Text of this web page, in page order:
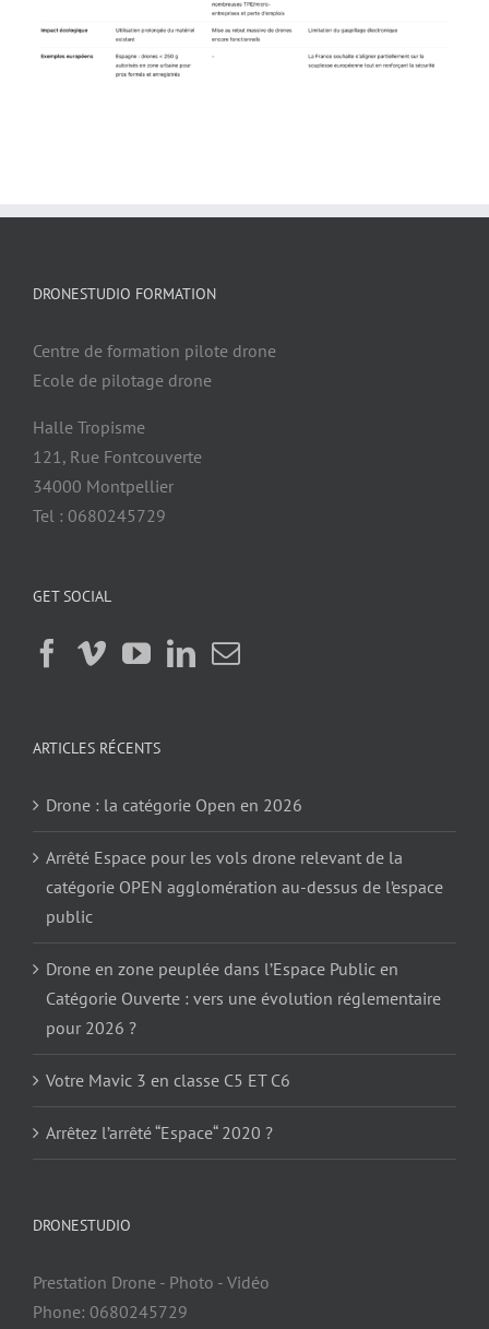
DRONESTUDIO FORMATION
Centre de formation pilote drone
Ecole de pilotage drone
Halle Tropisme
121, Rue Fontcouverte
34000 Montpellier
Tel : 0680245729
GET SOCIAL
ARTICLES RÉCENTS
Drone : la catégorie Open en 2026
Arrêté Espace pour les vols drone relevant de la
catégorie OPEN agglomération au-dessus de l’espace
public
Drone en zone peuplée dans l’Espace Public en
Catégorie Ouverte : vers une évolution réglementaire
pour 2026 ?
Votre Mavic 3 en classe C5 ET C6
Arrêtez l’arrêté “Espace“ 2020 ?
DRONESTUDIO
Prestation Drone - Photo - Vidéo
Phone: 0680245729